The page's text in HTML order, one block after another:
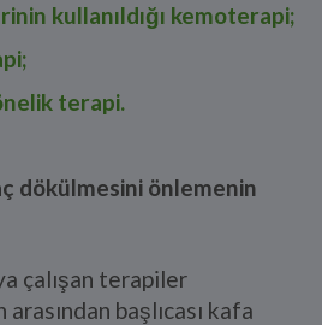
kullanıldığı kemoterapi;
terapi.
dökülmesini önlemenin
çalışan terapiler
başlıcası kafa